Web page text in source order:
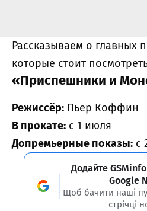
Рассказываем о главных
которые стоит
«Приспешники и
Режиссёр: Пьер Коффин
В прокате: с 1 июля
Допремьерные показы: с
Додайте
Google
Щоб бачити наші
стрічці